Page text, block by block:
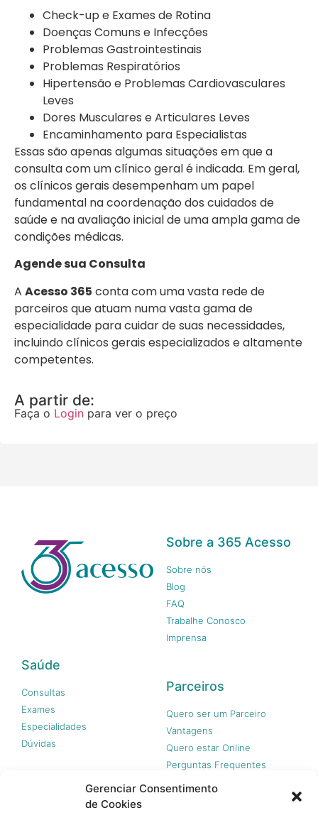
Gerenciar Consentimento
de Cookies
Check-up e Exames de Rotina
Doenças Comuns e Infecções
Problemas Gastrointestinais
Problemas Respiratórios
Hipertensão e Problemas Cardiovasculares
Leves
Dores Musculares e Articulares Leves
Encaminhamento para Especialistas
Essas são apenas algumas situações em que a
consulta com um clínico geral é indicada. Em geral,
os clínicos gerais desempenham um papel
fundamental na coordenação dos cuidados de
saúde e na avaliação inicial de uma ampla gama de
condições médicas.
Agende sua Consulta
A Acesso 365 conta com uma vasta rede de
parceiros que atuam numa vasta gama de
especialidade para cuidar de suas necessidades,
incluindo clínicos gerais especializados e altamente
competentes.
A partir de:
Faça o Login para ver o preço
Sobre a 365 Acesso
Sobre nós
Blog
FAQ
Trabalhe Conosco
Imprensa
Saúde
Consultas
Exames
Especialidades
Dúvidas
Parceiros
Quero ser um Parceiro
Vantagens
Quero estar Online
Perguntas Frequentes